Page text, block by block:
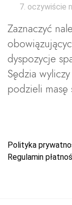
oczywiście
Zaznaczyć
dyspozycje
Sędzia
podzieli masę
Polityka
Regulamin